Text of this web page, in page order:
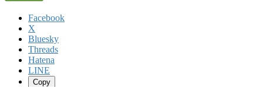
Facebook
X
Bluesky
Threads
Hatena
LINE
Copy